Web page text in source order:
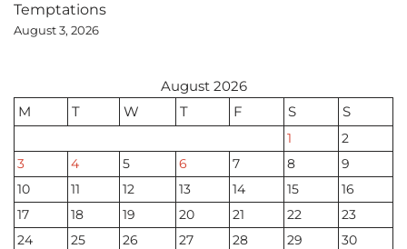
Temptations
August 3, 2026
August 2026
M
T W T F S S
1
2
3
4 5 6 7 8
9
10
11 12 13 14 15
16
17
18 19 20 21 22
23
24
25 26 27 28 29
30